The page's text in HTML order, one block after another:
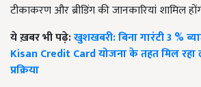
टीकाकरण और ब्रीडिंग की जानकारियां शामिल
ये ख़बर भी पढ़े:खुशखबरी: बिना गारंटी 3 %
Kisan Credit Card योजना के तहत मिल
प्रक्रिया